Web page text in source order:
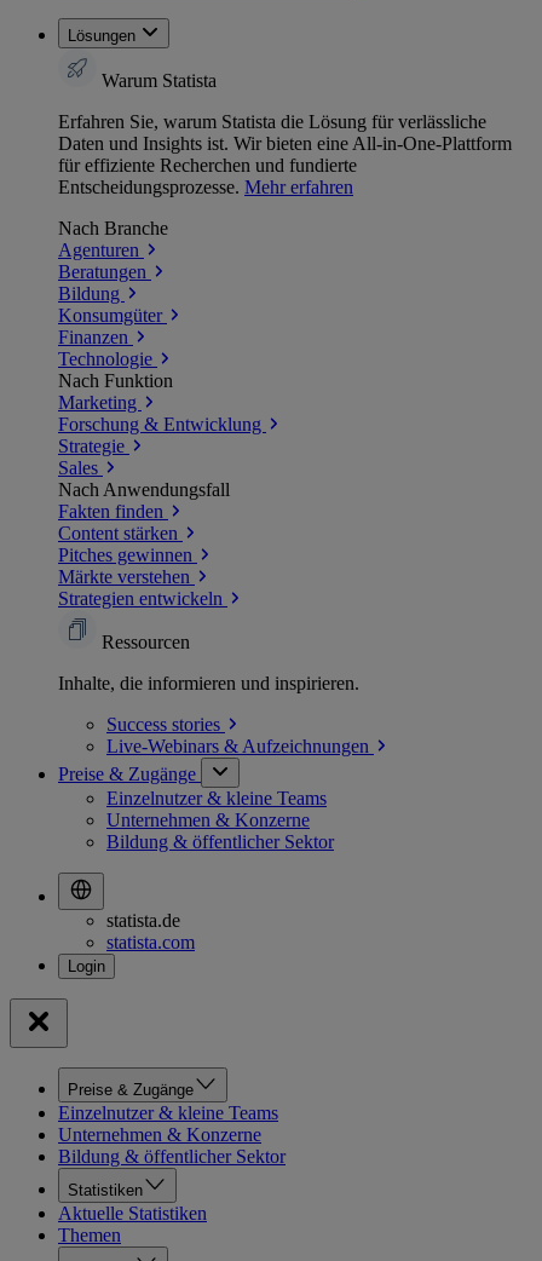
Lösungen
Warum Statista
Erfahren Sie, warum Statista die Lösung für verlässliche
Daten und Insights ist. Wir bieten eine All-in-One-Plattform
für effiziente Recherchen und fundierte
Entscheidungsprozesse. Mehr erfahren
Nach Branche
Agenturen
Beratungen
Bildung
Konsumgüter
Finanzen
Technologie
Nach Funktion
Marketing
Forschung & Entwicklung
Strategie
Sales
Nach Anwendungsfall
Fakten finden
Content stärken
Pitches gewinnen
Märkte verstehen
Strategien entwickeln
Ressourcen
Inhalte, die informieren und inspirieren.
Success stories
Live-Webinars & Aufzeichnungen
Preise & Zugänge
Einzelnutzer & kleine Teams
Unternehmen & Konzerne
Bildung & öffentlicher Sektor
statista.de
statista.com
Preise & Zugänge
Einzelnutzer & kleine Teams
Unternehmen & Konzerne
Bildung & öffentlicher Sektor
Statistiken
Aktuelle Statistiken
Themen